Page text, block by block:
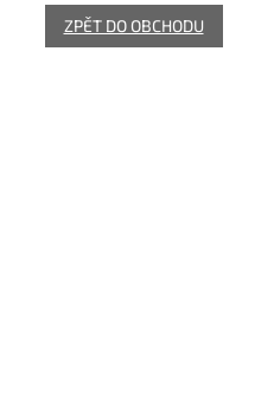
ZPĚT DO OBCHODU